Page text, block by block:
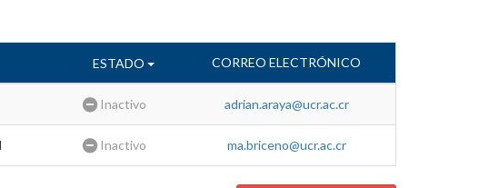
ESTADO CORREO ELECTRÓNICO
Inactivo adrian.araya@ucr.ac.cr
Inactivo ma.briceno@ucr.ac.cr